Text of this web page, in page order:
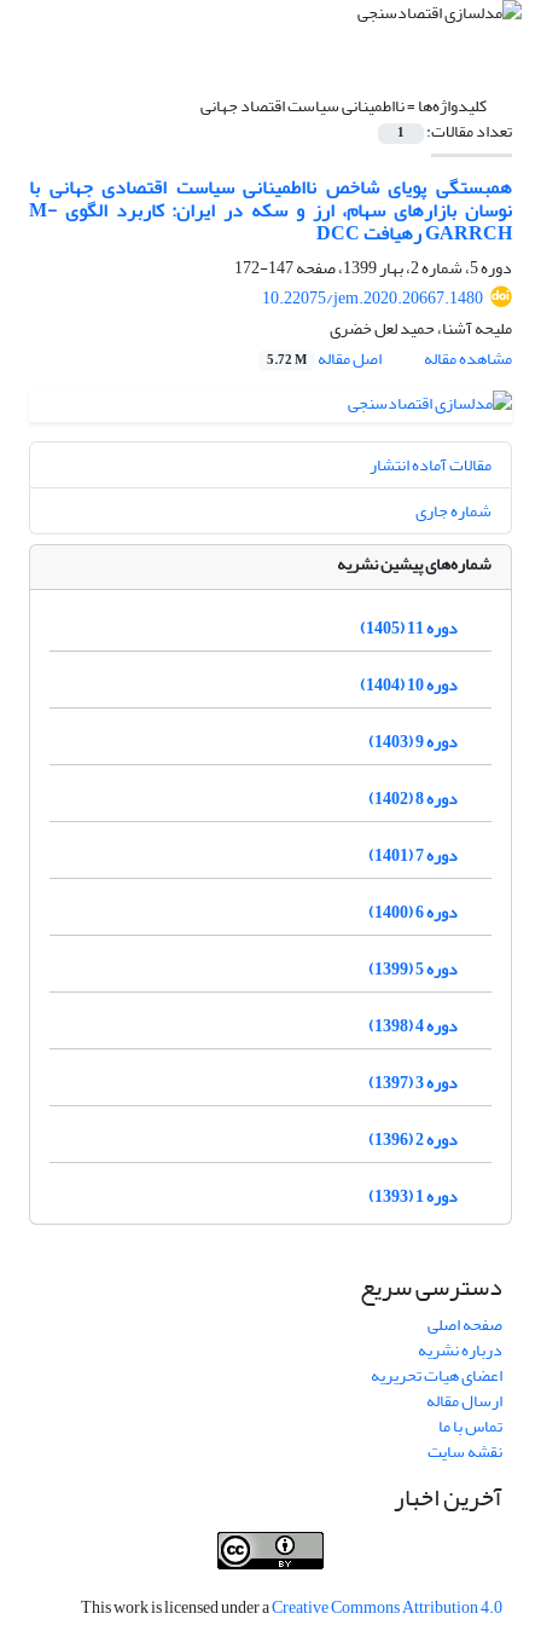
کلیدواژه‌ها =نااطمینانی سیاست اقتصاد جهانی
تعداد مقالات: 1
همبستگی پویای شاخص نااطمینانی سیاست اقتصادی جهانی با
نوسان بازارهای سهام، ارز و سکه در ایران: کاربرد الگوی M-
GARRCH رهیافت DCC
دوره 5، شماره 2، بهار 1399، صفحه
147-172
10.22075/jem.2020.20667.1480
ملیحه آشنا، حمید لعل خضری
مشاهده مقاله
اصل مقاله 5.72 M
مقالات آماده انتشار
شماره جاری
شماره‌های پیشین نشریه
دوره 11 (1405)
دوره 10 (1404)
دوره 9 (1403)
دوره 8 (1402)
دوره 7 (1401)
دوره 6 (1400)
دوره 5 (1399)
دوره 4 (1398)
دوره 3 (1397)
دوره 2 (1396)
دوره 1 (1393)
دسترسی سریع
صفحه اصلی
درباره نشریه
اعضای هیات تحریریه
ارسال مقاله
تماس با ما
نقشه سایت
آخرین اخبار
This work is licensed under aCreative Commons Attribution 4.0